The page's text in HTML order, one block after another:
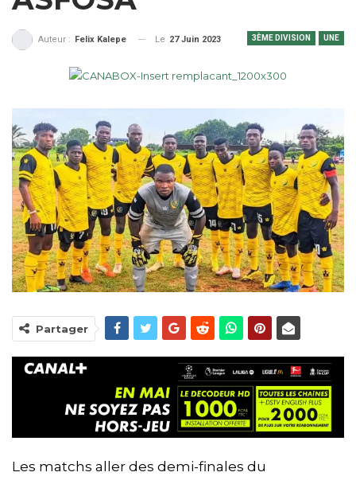
3ÈME DIVISION UNE
Auteur : Felix Kalepe Le 27 Juin 2023
Partager
Les matchs aller des demi-finales du